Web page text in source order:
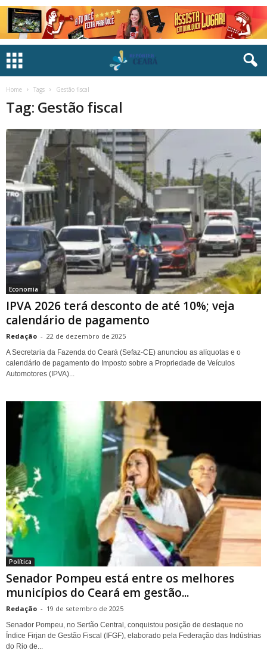
Home Tags Gestão fiscal
Tag: Gestão fiscal
Economia
IPVA 2026 terá desconto de até 10%; veja
calendário de pagamento
Redação - 22 de dezembro de 2025
A Secretaria da Fazenda do Ceará (Sefaz-CE) anunciou as alíquotas e o
calendário de pagamento do Imposto sobre a Propriedade de Veículos
Automotores (IPVA)...
Política
Senador Pompeu está entre os melhores
municípios do Ceará em gestão...
Redação - 19 de setembro de 2025
Senador Pompeu, no Sertão Central, conquistou posição de destaque no
Índice Firjan de Gestão Fiscal (IFGF), elaborado pela Federação das Indústrias
do Rio de...